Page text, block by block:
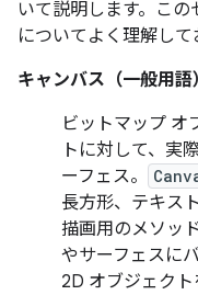
いて説明します。こ
についてよく理解して
キャンバス（一般用語
ビットマップ オ
トに対して、実
ーフェス。
長方形、テキス
描画用のメソッ
やサーフェスに
2D オブジェク